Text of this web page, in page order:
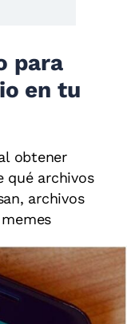
para
en tu
obtener
qué archivos
archivos